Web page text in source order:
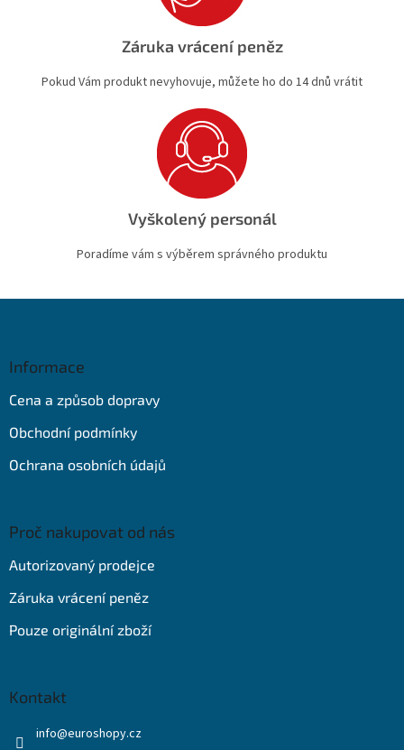
Záruka vrácení peněz
Pokud Vám produkt nevyhovuje, můžete ho do 14 dnů vrátit
Vyškolený personál
Poradíme vám s výběrem správného produktu
Informace
Cena a způsob dopravy
Obchodní podmínky
Ochrana osobních údajů
Proč nakupovat od nás
Autorizovaný prodejce
Záruka vrácení peněz
Pouze originální zboží
Kontakt
info@euroshopy.cz